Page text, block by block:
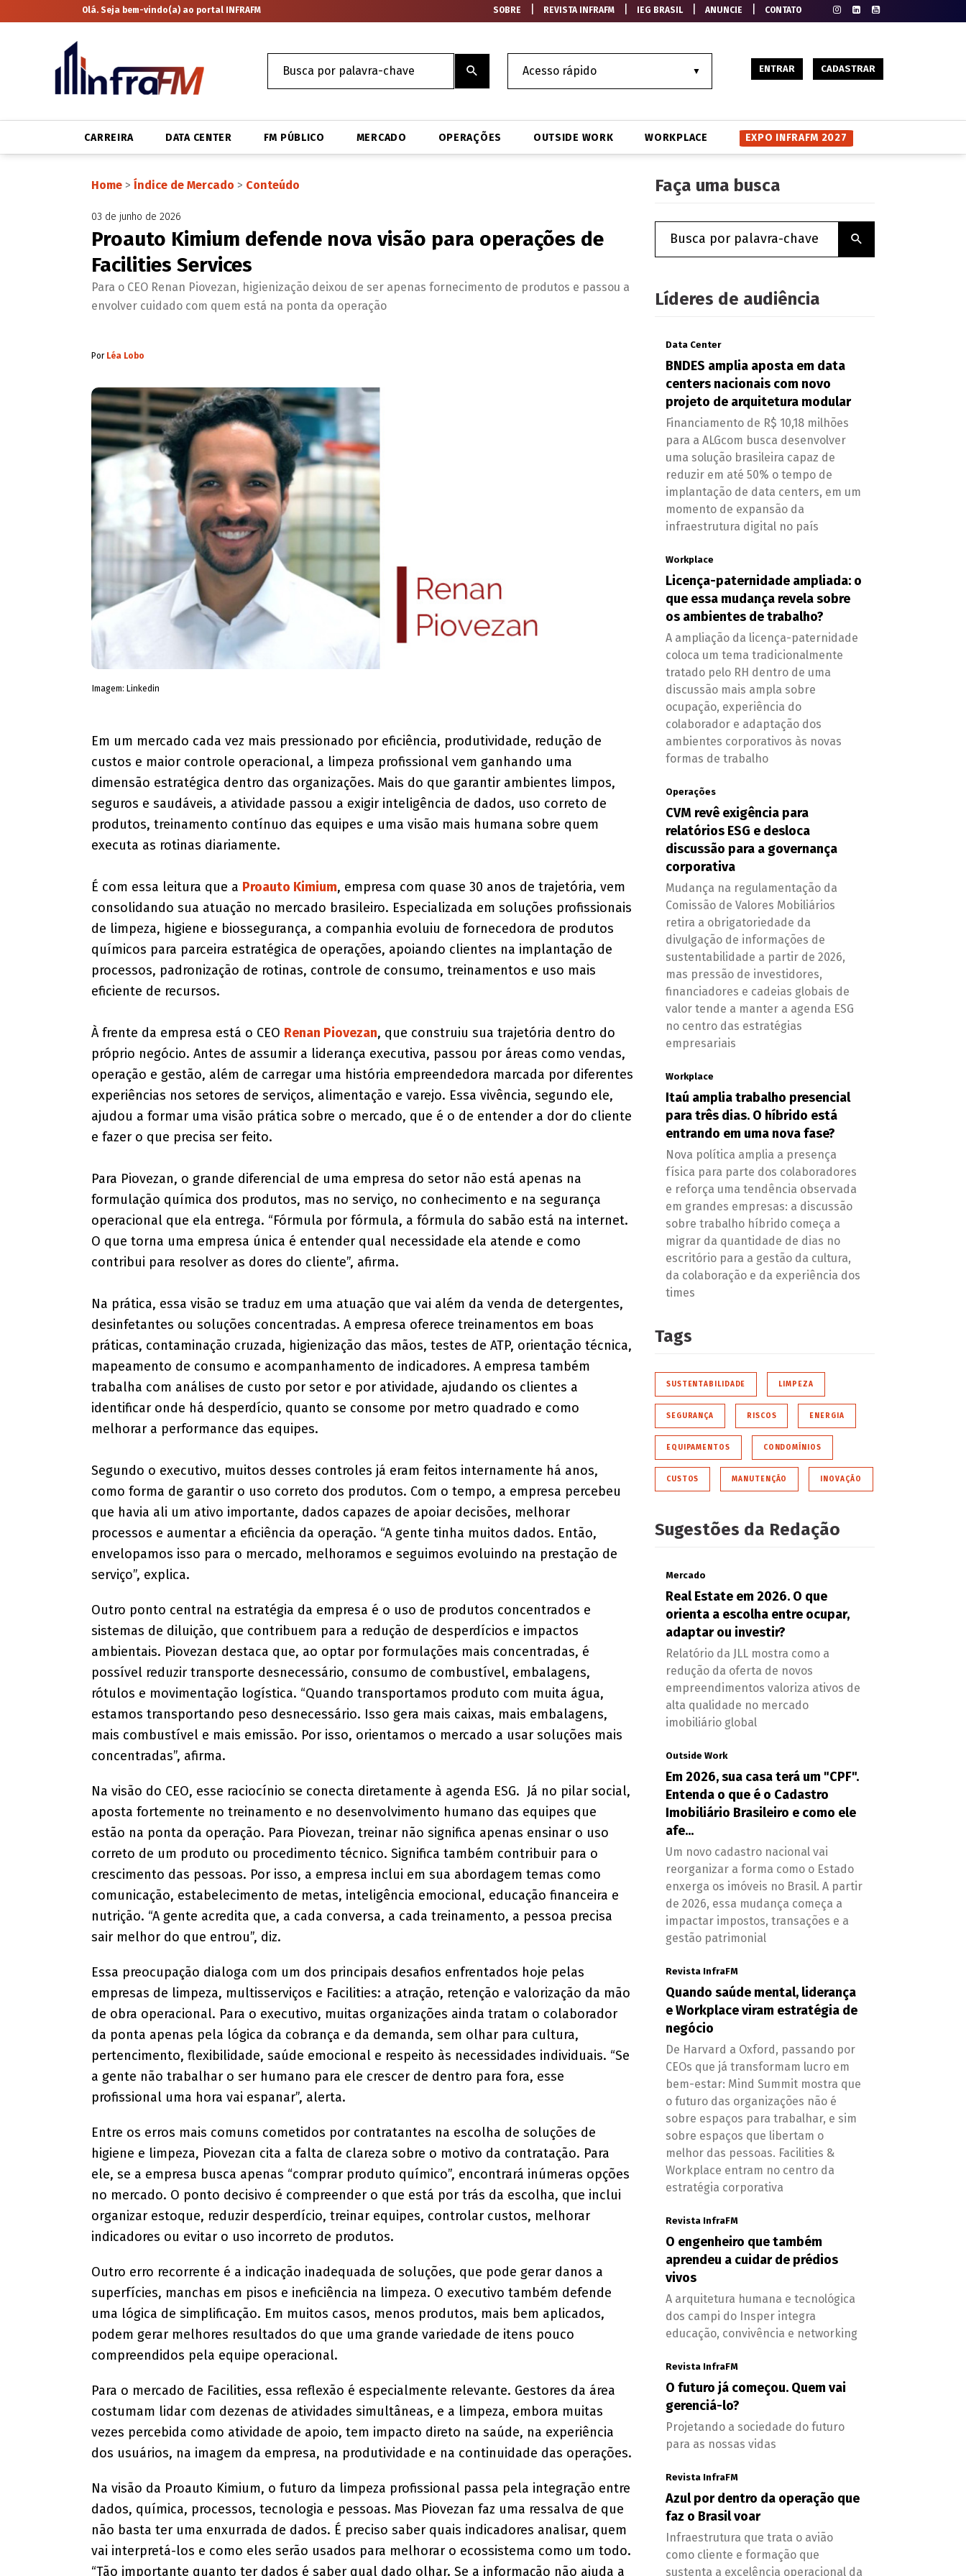
Olá. Seja bem-vindo(a) ao portal INFRAFM SOBRE REVISTA INFRAFM IEG BRASIL|ANUNCIE CONTATO
ENTRAR CADASTRAR
CARREIRA DATA CENTER FM PÚBLICO MERCADO OPERAÇÕES OUTSIDE WORK WORKPLACE EXPO INFRAFM 2027
Home> Índice de Mercado > Conteúdo
03 de junho de 2026
Proauto Kimium defende nova visão para operações de
Facilities Services
Para o CEO Renan Piovezan, higienização deixou de ser apenas fornecimento de produtos e passou a
envolver cuidado com quem está na ponta da operação
Por Léa Lobo
Imagem: Linkedin
Em um mercado cada vez mais pressionado por eficiência, produtividade, redução de
custos e maior controle operacional, a limpeza profissional vem ganhando uma
dimensão estratégica dentro das organizações. Mais do que garantir ambientes limpos,
seguros e saudáveis, a atividade passou a exigir inteligência de dados, uso correto de
produtos, treinamento contínuo das equipes e uma visão mais humana sobre quem
executa as rotinas diariamente.
É com essa leitura que a Proauto Kimium, empresa com quase 30 anos de trajetória, vem
consolidando sua atuação no mercado brasileiro. Especializada em soluções profissionais
de limpeza, higiene e biossegurança, a companhia evoluiu de fornecedora de produtos
químicos para parceira estratégica de operações, apoiando clientes na implantação de
processos, padronização de rotinas, controle de consumo, treinamentos e uso mais
eficiente de recursos.
À frente da empresa está o CEO Renan Piovezan, que construiu sua trajetória dentro do
próprio negócio. Antes de assumir a liderança executiva, passou por áreas como vendas,
operação e gestão, além de carregar uma história empreendedora marcada por diferentes
experiências nos setores de serviços, alimentação e varejo. Essa vivência, segundo ele,
ajudou a formar uma visão prática sobre o mercado, que é o de entender a dor do cliente
e fazer o que precisa ser feito.
Para Piovezan, o grande diferencial de uma empresa do setor não está apenas na
formulação química dos produtos, mas no serviço, no conhecimento e na segurança
operacional que ela entrega. “Fórmula por fórmula, a fórmula do sabão está na internet.
O que torna uma empresa única é entender qual necessidade ela atende e como
contribui para resolver as dores do cliente”, afirma.
Na prática, essa visão se traduz em uma atuação que vai além da venda de detergentes,
desinfetantes ou soluções concentradas. A empresa oferece treinamentos em boas
práticas, contaminação cruzada, higienização das mãos, testes de ATP, orientação técnica,
mapeamento de consumo e acompanhamento de indicadores. A empresa também
trabalha com análises de custo por setor e por atividade, ajudando os clientes a
identificar onde há desperdício, quanto se consome por metro quadrado e como
melhorar a performance das equipes.
​Segundo o executivo, muitos desses controles já eram feitos internamente há anos,
como forma de garantir o uso correto dos produtos. Com o tempo, a empresa percebeu
que havia ali um ativo importante, dados capazes de apoiar decisões, melhorar
processos e aumentar a eficiência da operação. “A gente tinha muitos dados. Então,
envelopamos isso para o mercado, melhoramos e seguimos evoluindo na prestação de
serviço”, explica.
Outro ponto central na estratégia da empresa é o uso de produtos concentrados e
sistemas de diluição, que contribuem para a redução de desperdícios e impactos
ambientais. Piovezan destaca que, ao optar por formulações mais concentradas, é
possível reduzir transporte desnecessário, consumo de combustível, embalagens,
rótulos e movimentação logística. “Quando transportamos produto com muita água,
estamos transportando peso desnecessário. Isso gera mais caixas, mais embalagens,
mais combustível e mais emissão. Por isso, orientamos o mercado a usar soluções mais
concentradas”, afirma.
Na visão do CEO, esse raciocínio se conecta diretamente à agenda ESG. Já no pilar social,
aposta fortemente no treinamento e no desenvolvimento humano das equipes que
estão na ponta da operação. Para Piovezan, treinar não significa apenas ensinar o uso
correto de um produto ou procedimento técnico. Significa também contribuir para o
crescimento das pessoas. Por isso, a empresa inclui em sua abordagem temas como
comunicação, estabelecimento de metas, inteligência emocional, educação financeira e
nutrição. “A gente acredita que, a cada conversa, a cada treinamento, a pessoa precisa
sair melhor do que entrou”, diz.
Essa preocupação dialoga com um dos principais desafios enfrentados hoje pelas
empresas de limpeza, multisserviços e Facilities: a atração, retenção e valorização da mão
de obra operacional. Para o executivo, muitas organizações ainda tratam o colaborador
da ponta apenas pela lógica da cobrança e da demanda, sem olhar para cultura,
pertencimento, flexibilidade, saúde emocional e respeito às necessidades individuais. “Se
a gente não trabalhar o ser humano para ele crescer de dentro para fora, esse
profissional uma hora vai espanar”, alerta.
Entre os erros mais comuns cometidos por contratantes na escolha de soluções de
higiene e limpeza, Piovezan cita a falta de clareza sobre o motivo da contratação. Para
ele, se a empresa busca apenas “comprar produto químico”, encontrará inúmeras opções
no mercado. O ponto decisivo é compreender o que está por trás da escolha, que inclui
organizar estoque, reduzir desperdício, treinar equipes, controlar custos, melhorar
indicadores ou evitar o uso incorreto de produtos.
Outro erro recorrente é a indicação inadequada de soluções, que pode gerar danos a
superfícies, manchas em pisos e ineficiência na limpeza. O executivo também defende
uma lógica de simplificação. Em muitos casos, menos produtos, mais bem aplicados,
podem gerar melhores resultados do que uma grande variedade de itens pouco
compreendidos pela equipe operacional.
Para o mercado de Facilities, essa reflexão é especialmente relevante. Gestores da área
costumam lidar com dezenas de atividades simultâneas, e a limpeza, embora muitas
vezes percebida como atividade de apoio, tem impacto direto na saúde, na experiência
dos usuários, na imagem da empresa, na produtividade e na continuidade das operações.
Na visão da Proauto Kimium, o futuro da limpeza profissional passa pela integração entre
dados, química, processos, tecnologia e pessoas. Mas Piovezan faz uma ressalva de que
não basta ter uma enxurrada de dados. É preciso saber quais indicadores analisar, quem
vai interpretá-los e como eles serão usados para melhorar o ecossistema como um todo.
“Tão importante quanto ter dados é saber qual dado olhar. Se a informação não ajuda a
Faça uma busca
Líderes de audiência
Data Center
BNDES amplia aposta em data
centers nacionais com novo
projeto de arquitetura modular
Financiamento de R$ 10,18 milhões
para a ALGcom busca desenvolver
uma solução brasileira capaz de
reduzir em até 50% o tempo de
implantação de data centers, em um
momento de expansão da
infraestrutura digital no país
Workplace
Licença-paternidade ampliada: o
que essa mudança revela sobre
os ambientes de trabalho?
A ampliação da licença-paternidade
coloca um tema tradicionalmente
tratado pelo RH dentro de uma
discussão mais ampla sobre
ocupação, experiência do
colaborador e adaptação dos
ambientes corporativos às novas
formas de trabalho
Operações
CVM revê exigência para
relatórios ESG e desloca
discussão para a governança
corporativa
Mudança na regulamentação da
Comissão de Valores Mobiliários
retira a obrigatoriedade da
divulgação de informações de
sustentabilidade a partir de 2026,
mas pressão de investidores,
financiadores e cadeias globais de
valor tende a manter a agenda ESG
no centro das estratégias
empresariais
Workplace
Itaú amplia trabalho presencial
para três dias. O híbrido está
entrando em uma nova fase?
Nova política amplia a presença
física para parte dos colaboradores
e reforça uma tendência observada
em grandes empresas: a discussão
sobre trabalho híbrido começa a
migrar da quantidade de dias no
escritório para a gestão da cultura,
da colaboração e da experiência dos
times
Tags
SUSTENTABILIDADE LIMPEZA
SEGURANÇA RISCOS ENERGIA
EQUIPAMENTOS CONDOMÍNIOS
CUSTOS MANUTENÇÃO INOVAÇÃO
Sugestões da Redação
Mercado
Real Estate em 2026. O que
orienta a escolha entre ocupar,
adaptar ou investir?
Relatório da JLL mostra como a
redução da oferta de novos
empreendimentos valoriza ativos de
alta qualidade no mercado
imobiliário global
Outside Work
Em 2026, sua casa terá um "CPF".
Entenda o que é o Cadastro
Imobiliário Brasileiro e como ele
afe...
Um novo cadastro nacional vai
reorganizar a forma como o Estado
enxerga os imóveis no Brasil. A partir
de 2026, essa mudança começa a
impactar impostos, transações e a
gestão patrimonial
Revista InfraFM
Quando saúde mental, liderança
e Workplace viram estratégia de
negócio
De Harvard a Oxford, passando por
CEOs que já transformam lucro em
bem-estar: Mind Summit mostra que
o futuro das organizações não é
sobre espaços para trabalhar, e sim
sobre espaços que libertam o
melhor das pessoas. Facilities &
Workplace entram no centro da
estratégia corporativa
Revista InfraFM
O engenheiro que também
aprendeu a cuidar de prédios
vivos
A arquitetura humana e tecnológica
dos campi do Insper integra
educação, convivência e networking
Revista InfraFM
O futuro já começou. Quem vai
gerenciá-lo?
Projetando a sociedade do futuro
para as nossas vidas
Revista InfraFM
Azul por dentro da operação que
faz o Brasil voar
Infraestrutura que trata o avião
como cliente e formação que
sustenta a excelência operacional da